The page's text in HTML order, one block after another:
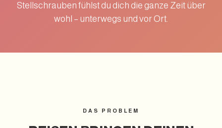
Stellschrauben fühlst du dich die ganze Zeit über
wohl – unterwegs und vor Ort.
DAS PROBLEM